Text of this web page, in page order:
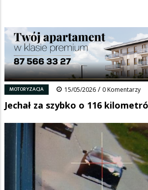
Ścieżka
nawigacyjna
Strona główna/Wiadomości/Motoryzacja/
Jechał za szybko o 116 kilometrów
FacebookPinterest 0
MOTORYZACJA 15/05/2026 / 0 Komentarzy
Jechał za szybko o 116